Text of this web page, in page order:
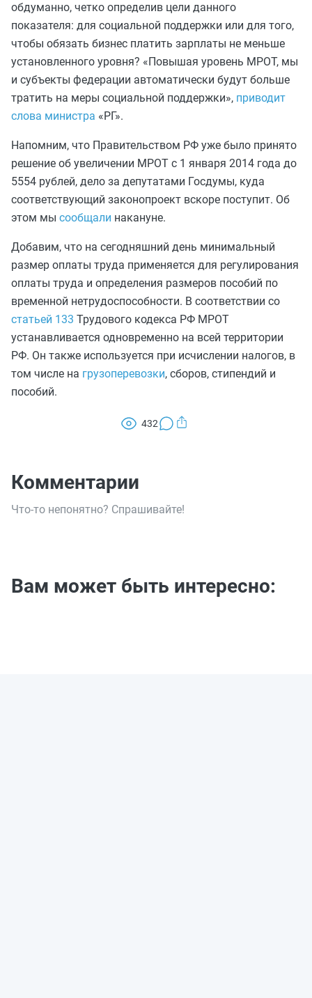
обдуманно, четко определив цели данного
показателя: для социальной поддержки или для того,
чтобы обязать бизнес платить зарплаты не меньше
установленного уровня? «Повышая уровень МРОТ, мы
и субъекты федерации автоматически будут больше
тратить на меры социальной поддержки», приводит
слова министра «РГ».
Напомним, что Правительством РФ уже было принято
решение об увеличении МРОТ с 1 января 2014 года до
5554 рублей, дело за депутатами Госдумы, куда
соответствующий законопроект вскоре поступит. Об
этом мы сообщали накануне.
Добавим, что на сегодняшний день минимальный
размер оплаты труда применяется для регулирования
оплаты труда и определения размеров пособий по
временной нетрудоспособности. В соответствии со
статьей 133 Трудового кодекса РФ МРОТ
устанавливается одновременно на всей территории
РФ. Он также используется при исчислении налогов, в
том числе на грузоперевозки, сборов, стипендий и
пособий.
432
Комментарии
Что-то непонятно? Спрашивайте!
Вам может быть интересно: